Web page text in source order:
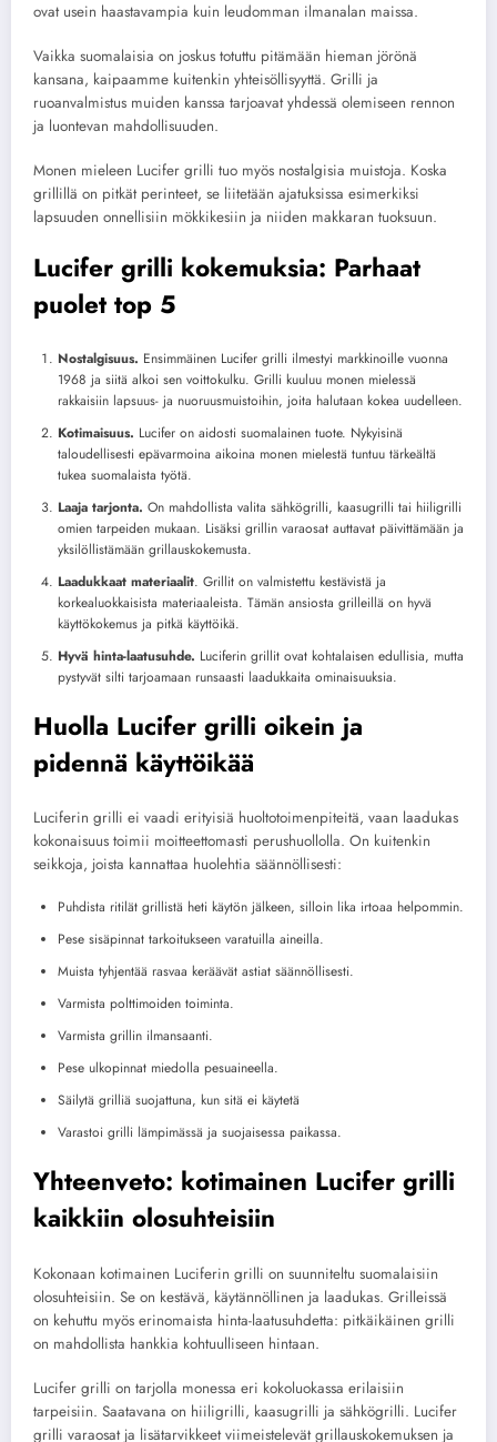
ovat usein haastavampia kuin leudomman ilmanalan maissa.
Vaikka suomalaisia on joskus totuttu pitämään hieman jörönä
kansana, kaipaamme kuitenkin yhteisöllisyyttä. Grilli ja
ruoanvalmistus muiden kanssa tarjoavat yhdessä olemiseen rennon
ja luontevan mahdollisuuden.
Monen mieleen Lucifer grilli tuo myös nostalgisia muistoja. Koska
grillillä on pitkät perinteet, se liitetään ajatuksissa esimerkiksi
lapsuuden onnellisiin mökkikesiin ja niiden makkaran tuoksuun.
Lucifer grilli kokemuksia: Parhaat
puolet top 5
Nostalgisuus. Ensimmäinen Lucifer grilli ilmestyi markkinoille vuonna
1968 ja siitä alkoi sen voittokulku. Grilli kuuluu monen mielessä
rakkaisiin lapsuus- ja nuoruusmuistoihin, joita halutaan kokea uudelleen.
Kotimaisuus. Lucifer on aidosti suomalainen tuote. Nykyisinä
taloudellisesti epävarmoina aikoina monen mielestä tuntuu tärkeältä
tukea suomalaista työtä.
Laaja tarjonta. On mahdollista valita sähkögrilli, kaasugrilli tai hiiligrilli
omien tarpeiden mukaan. Lisäksi grillin varaosat auttavat päivittämään ja
yksilöllistämään grillauskokemusta.
Laadukkaat materiaalit. Grillit on valmistettu kestävistä ja
korkealuokkaisista materiaaleista. Tämän ansiosta grilleillä on hyvä
käyttökokemus ja pitkä käyttöikä.
Hyvä hinta-laatusuhde. Luciferin grillit ovat kohtalaisen edullisia, mutta
pystyvät silti tarjoamaan runsaasti laadukkaita ominaisuuksia.
Huolla Lucifer grilli oikein ja
pidennä käyttöikää
Luciferin grilli ei vaadi erityisiä huoltotoimenpiteitä, vaan laadukas
kokonaisuus toimii moitteettomasti perushuollolla. On kuitenkin
seikkoja, joista kannattaa huolehtia säännöllisesti:
Puhdista ritilät grillistä heti käytön jälkeen, silloin lika irtoaa helpommin.
Pese sisäpinnat tarkoitukseen varatuilla aineilla.
Muista tyhjentää rasvaa keräävät astiat säännöllisesti.
Varmista polttimoiden toiminta.
Varmista grillin ilmansaanti.
Pese ulkopinnat miedolla pesuaineella.
Säilytä grilliä suojattuna, kun sitä ei käytetä
Varastoi grilli lämpimässä ja suojaisessa paikassa.
Yhteenveto: kotimainen Lucifer grilli
kaikkiin olosuhteisiin
Kokonaan kotimainen Luciferin grilli on suunniteltu suomalaisiin
olosuhteisiin. Se on kestävä, käytännöllinen ja laadukas. Grilleissä
on kehuttu myös erinomaista hinta-laatusuhdetta: pitkäikäinen grilli
on mahdollista hankkia kohtuulliseen hintaan.
Lucifer grilli on tarjolla monessa eri kokoluokassa erilaisiin
tarpeisiin. Saatavana on hiiligrilli, kaasugrilli ja sähkögrilli. Lucifer
grilli varaosat ja lisätarvikkeet viimeistelevät grillauskokemuksen ja